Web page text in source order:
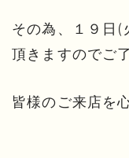
その為、１９日(
頂きますのでご
皆様のご来店を